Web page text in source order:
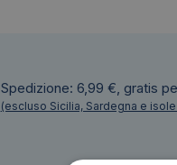
Spedizione: 6,99 €, gratis
(escluso Sicilia, Sardegna e